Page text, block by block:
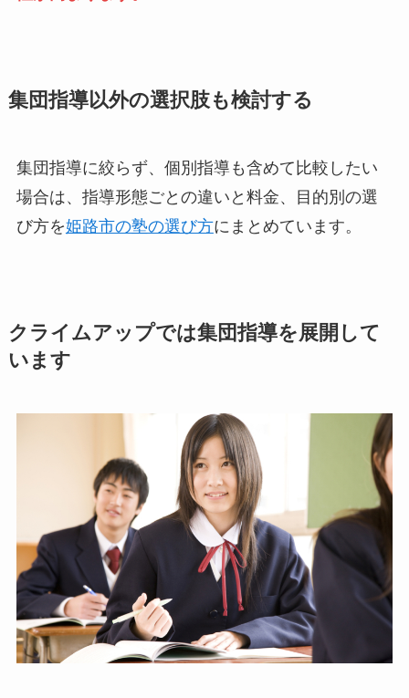
集団指導以外の選択肢も検討する
集団指導に絞らず、個別指導も含めて比較したい
場合は、指導形態ごとの違いと料金、目的別の選
び方を姫路市の塾の選び方にまとめています。
クライムアップでは集団指導を展開して
います